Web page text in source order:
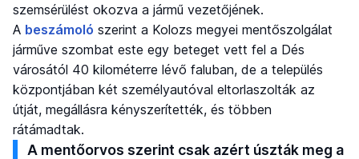
szemsérülést okozva a jármű vezetőjének.
A beszámoló szerint a Kolozs megyei mentőszolgálat
járműve szombat este egy beteget vett fel a Dés
városától 40 kilométerre lévő faluban, de a település
központjában két személyautóval eltorlaszolták az
útját, megállásra kényszerítették, és többen
rátámadtak.
A mentőorvos szerint csak azért úszták meg a